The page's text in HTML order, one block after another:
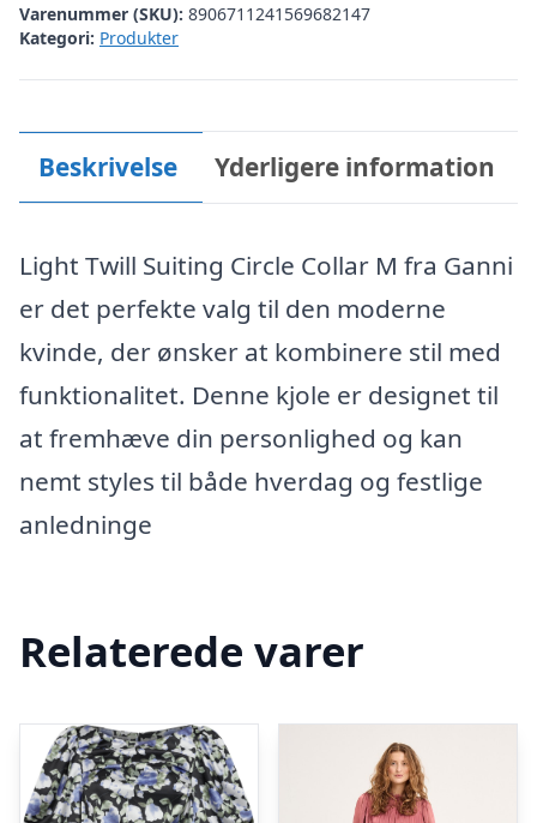
Varenummer (SKU): 8906711241569682147
Kategori: Produkter
Beskrivelse Yderligere information
Light Twill Suiting Circle Collar M fra Ganni
er det perfekte valg til den moderne
kvinde, der ønsker at kombinere stil med
funktionalitet. Denne kjole er designet til
at fremhæve din personlighed og kan
nemt styles til både hverdag og festlige
anledninge
Relaterede varer